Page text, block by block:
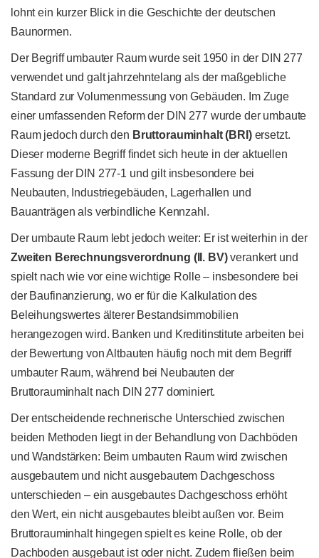
lohnt ein kurzer Blick in die Geschichte der deutschen
Baunormen.
Der Begriff umbauter Raum wurde seit 1950 in der DIN 277
verwendet und galt jahrzehntelang als der maßgebliche
Standard zur Volumenmessung von Gebäuden. Im Zuge
einer umfassenden Reform der DIN 277 wurde der umbaute
Raum jedoch durch den Bruttorauminhalt (BRI)ersetzt.
Dieser moderne Begriff findet sich heute in der aktuellen
Fassung der DIN 277-1 und gilt insbesondere bei
Neubauten, Industriegebäuden, Lagerhallen und
Bauanträgen als verbindliche Kennzahl.
Der umbaute Raum lebt jedoch weiter: Er ist weiterhin in der
Zweiten Berechnungsverordnung (II. BV)verankert und
spielt nach wie vor eine wichtige Rolle – insbesondere bei
der Baufinanzierung, wo er für die Kalkulation des
Beleihungswertes älterer Bestandsimmobilien
herangezogen wird. Banken und Kreditinstitute arbeiten bei
der Bewertung von Altbauten häufig noch mit dem Begriff
umbauter Raum, während bei Neubauten der
Bruttorauminhalt nach DIN 277 dominiert.
Der entscheidende rechnerische Unterschied zwischen
beiden Methoden liegt in der Behandlung von Dachböden
und Wandstärken: Beim umbauten Raum wird zwischen
ausgebautem und nicht ausgebautem Dachgeschoss
unterschieden – ein ausgebautes Dachgeschoss erhöht
den Wert, ein nicht ausgebautes bleibt außen vor. Beim
Bruttorauminhalt hingegen spielt es keine Rolle, ob der
Dachboden ausgebaut ist oder nicht. Zudem fließen beim